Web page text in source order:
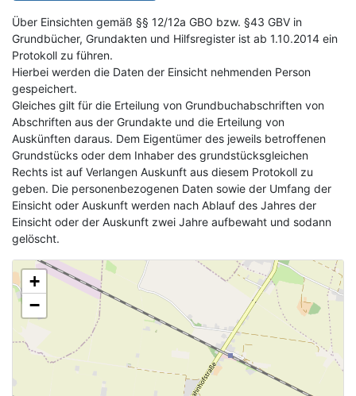
Über Einsichten gemäß §§ 12/12a GBO bzw. §43 GBV in
Grundbücher, Grundakten und Hilfsregister ist ab 1.10.2014 ein
Protokoll zu führen.
Hierbei werden die Daten der Einsicht nehmenden Person
gespeichert.
Gleiches gilt für die Erteilung von Grundbuchabschriften von
Abschriften aus der Grundakte und die Erteilung von
Auskünften daraus. Dem Eigentümer des jeweils betroffenen
Grundstücks oder dem Inhaber des grundstücksgleichen
Rechts ist auf Verlangen Auskunft aus diesem Protokoll zu
geben. Die personenbezogenen Daten sowie der Umfang der
Einsicht oder Auskunft werden nach Ablauf des Jahres der
Einsicht oder der Auskunft zwei Jahre aufbewaht und sodann
gelöscht.
+
−